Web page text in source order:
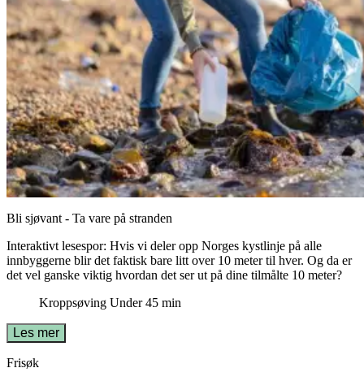
Bli sjøvant - Ta vare på stranden
Interaktivt lesespor: Hvis vi deler opp Norges kystlinje på alle
innbyggerne blir det faktisk bare litt over 10 meter til hver. Og da er
det vel ganske viktig hvordan det ser ut på dine tilmålte 10 meter?
Kroppsøving Under 45 min
Les mer
Frisøk